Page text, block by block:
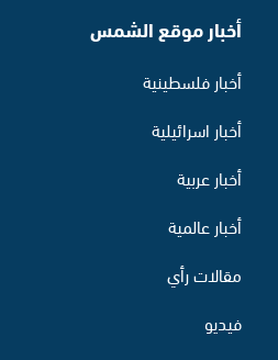
أخبار موقع الشمس
أخبار فلسطينية
أخبار اسرائيلية
أخبار عربية
أخبار عالمية
مقالات رأي
فيديو